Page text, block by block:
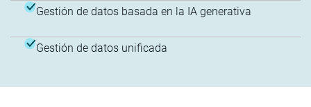
Gestión de datos basada en la IA generativa
Gestión de datos unificada